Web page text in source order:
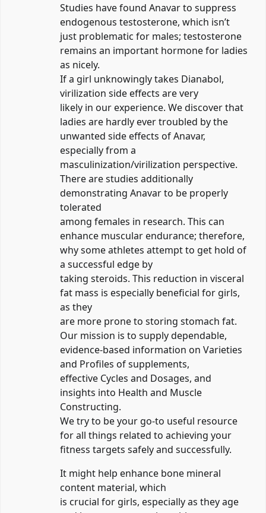
Studies have found Anavar to suppress
endogenous testosterone, which isn’t
just problematic for males; testosterone
remains an important hormone for ladies
as nicely.
If a girl unknowingly takes Dianabol,
virilization side effects are very
likely in our experience. We discover that
ladies are hardly ever troubled by the
unwanted side effects of Anavar,
especially from a
masculinization/virilization perspective.
There are studies additionally
demonstrating Anavar to be properly
tolerated
among females in research. This can
enhance muscular endurance; therefore,
why some athletes attempt to get hold of
a successful edge by
taking steroids. This reduction in visceral
fat mass is especially beneficial for girls,
as they
are more prone to storing stomach fat.
Our mission is to supply dependable,
evidence-based information on Varieties
and Profiles of supplements,
effective Cycles and Dosages, and
insights into Health and Muscle
Constructing.
We try to be your go-to useful resource
for all things related to achieving your
fitness targets safely and successfully.
It might help enhance bone mineral
content material, which
is crucial for girls, especially as they age